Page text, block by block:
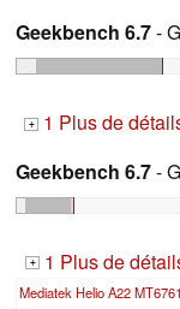
Geekbench 6.7-
+ 1 Plus de
Geekbench 6.7-
+ 1 Plus de
Mediatek Helio A22 MT6761